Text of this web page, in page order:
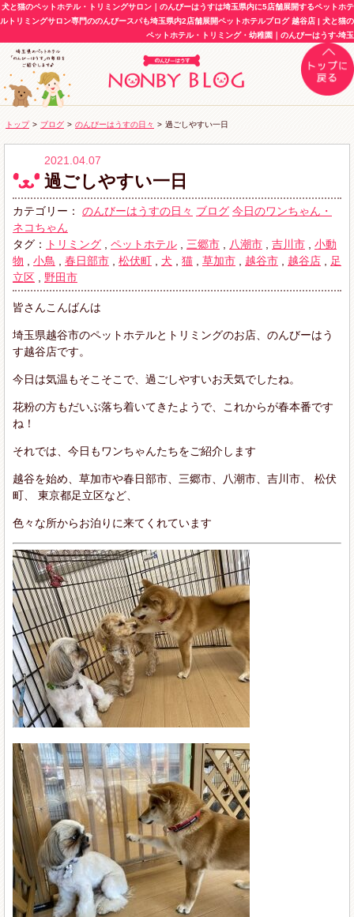
犬と猫のペットホテル・トリミングサロン｜のんびーはうすは埼玉県内に5店舗展開するペットホテ
ルトリミングサロン専門ののんびースパも埼玉県内2店舗展開ペットホテルブログ 越谷店 | 犬と猫の
ペットホテル・トリミング・幼稚園｜のんびーはうす-埼玉
トップ > ブログ > のんびーはうすの日々 > 過ごしやすい一日
2021.04.07
過ごしやすい一日
カテゴリー： のんびーはうすの日々 ブログ 今日のワンちゃん・
ネコちゃん
タグ：
トリミング ペットホテル 三郷市 八潮市 吉川市
小動
物
小鳥 春日部市 松伏町 犬 猫 草加市 越谷市 越谷店
足
立区
野田市
皆さんこんばんは
埼玉県越谷市のペットホテルとトリミングのお店、のんびーはう
す越谷店です。
今日は気温もそこそこで、過ごしやすいお天気でしたね。
花粉の方もだいぶ落ち着いてきたようで、これからが春本番です
ね！
それでは、今日もワンちゃんたちをご紹介します
越谷を始め、草加市や春日部市、三郷市、八潮市、吉川市、 松伏
町、 東京都足立区など、
色々な所からお泊りに来てくれています